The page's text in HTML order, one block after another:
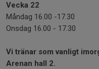
Vecka 22
Måndag 16.00 -17.30
Onsdag 16.00 - 17.30
Vi tränar som vanligt
Arenan hall 2.